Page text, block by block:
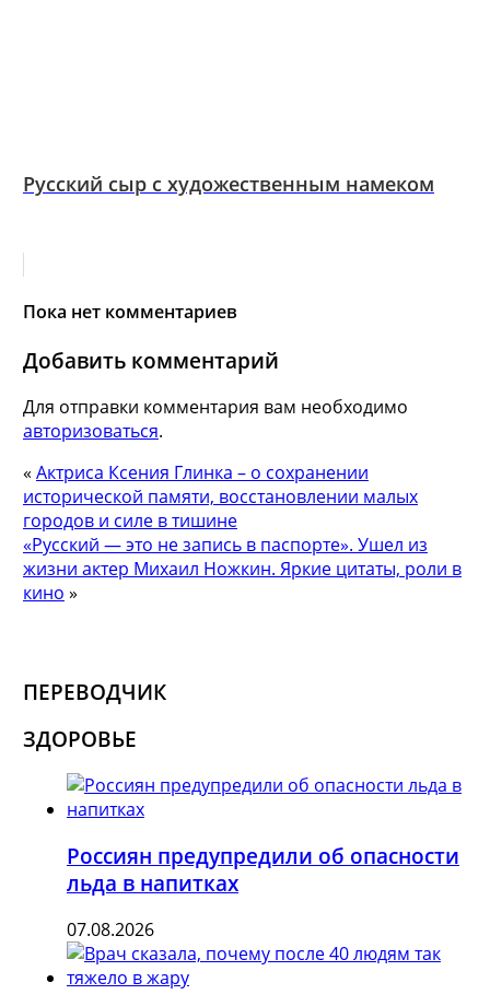
Русский сыр с художественным намеком
Пока нет комментариев
Добавить комментарий
Для отправки комментария вам необходимо
авторизоваться.
« Актриса Ксения Глинка – о сохранении
исторической памяти, восстановлении малых
городов и силе в тишине
«Русский — это не запись в паспорте». Ушел из
жизни актер Михаил Ножкин. Яркие цитаты, роли в
кино »
ПЕРЕВОДЧИК
ЗДОРОВЬЕ
Россиян предупредили об опасности
льда в напитках
07.08.2026